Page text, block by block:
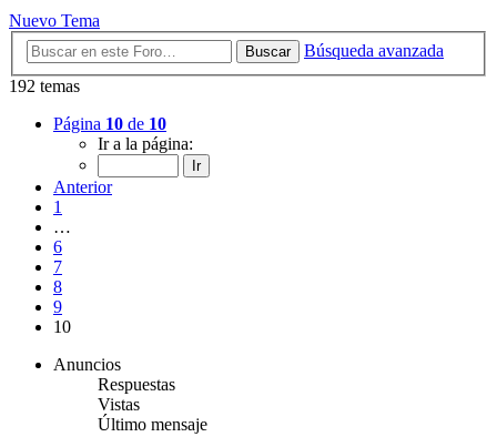
Nuevo Tema
Buscar
Búsqueda avanzada
192 temas
Página 10 de 10
Ir a la página:
Anterior
1
…
6
7
8
9
10
Anuncios
Respuestas
Vistas
Último mensaje